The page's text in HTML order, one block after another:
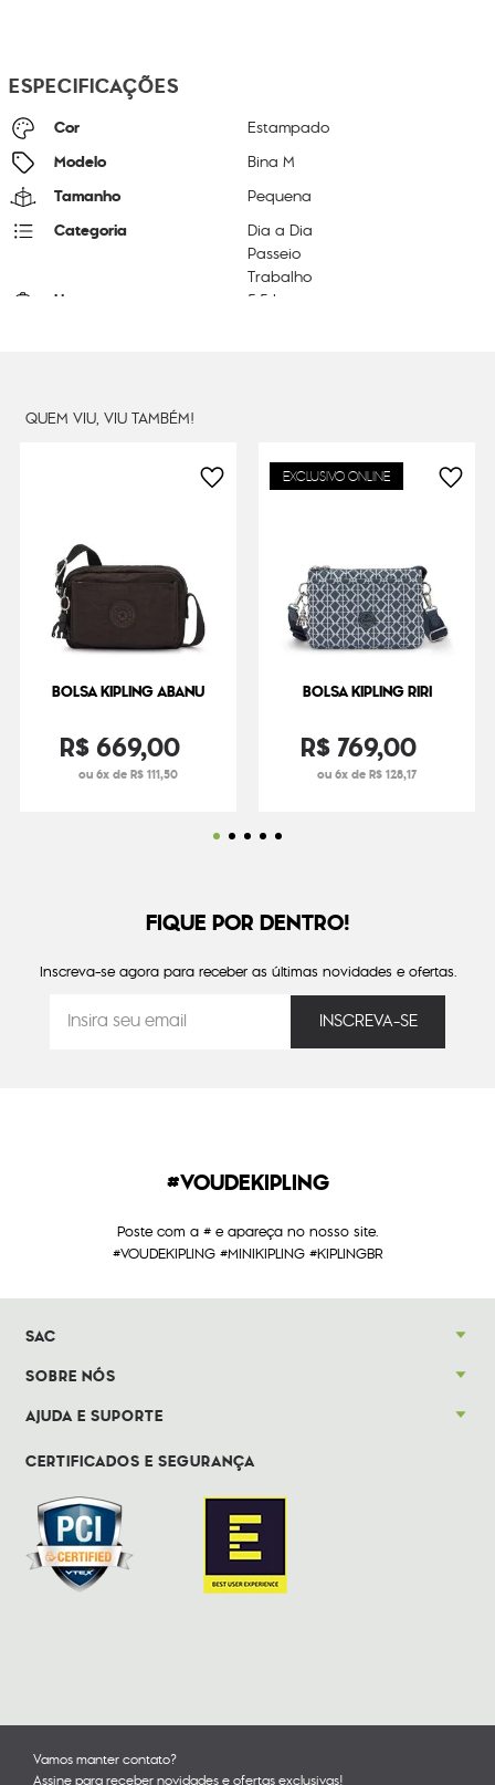
ESPECIFICAÇÕES
Cor Estampado
Modelo Bina M
Tamanho Pequena
Categoria
Dia a Dia
Passeio
Trabalho
Litragem 5.5 L
QUEM VIU, VIU TAMBÉM!
BOLSA KIPLING ABANU
R$669,00
ou 6x de R$ 111,50
EXCLUSIVO ONLINE
BOLSA KIPLING RIRI
R$769,00
ou 6x de R$ 128,17
FIQUE POR DENTRO!
Inscreva-se agora para receber as últimas novidades e ofertas.
#VOUDEKIPLING
Poste com a # e apareça no nosso site.
#VOUDEKIPLING #MINIKIPLING #KIPLINGBR
SAC
SOBRE NÓS
AJUDA E SUPORTE
CERTIFICADOS E SEGURANÇA
Vamos manter contato?